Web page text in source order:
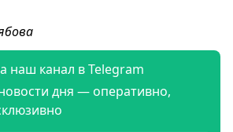
наш канал в Telegram
дня — оперативно,